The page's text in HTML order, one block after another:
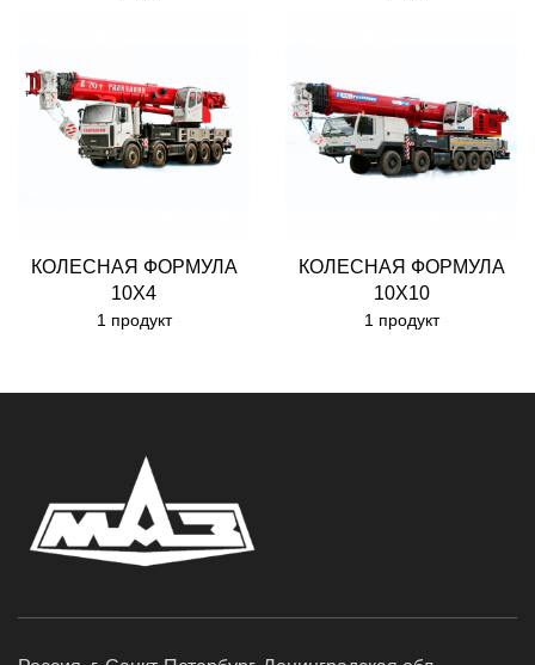
КОЛЕСНАЯ ФОРМУЛА
10X4
1 продукт
КОЛЕСНАЯ ФОРМУЛА
10X10
1 продукт